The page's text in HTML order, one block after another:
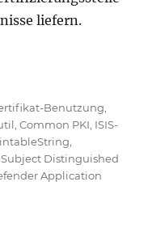
liefern.
Distinguished
Benutzung
,Common PKI ISIS-
,Subject Distinguished
Application